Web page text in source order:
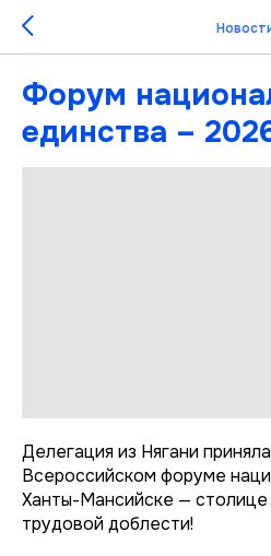
Форум
единства –
Делегация из Нягани
Всероссийском форуме
Ханты-Мансийске —
трудовой доблести!